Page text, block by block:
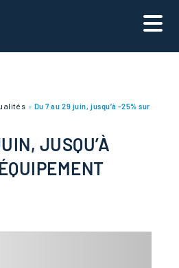
» Du 7 au 29 juin, jusqu’à -25% sur
JUSQU’À